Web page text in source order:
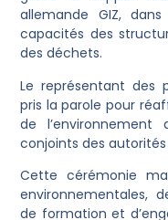
allemande GIZ,
capacités des
des déchets.
Le représentant des
pris la parole pour
de
conjoints des
Cette cérémonie
environnementales,
de formation et